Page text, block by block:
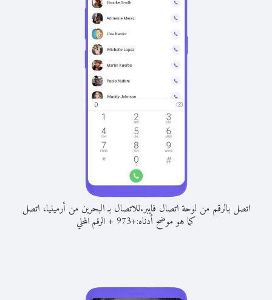
اتصل بالرقم من لوحة اتصال فايبر.للاتصال بـ البحرين من أرمينيا، اتصل
كما هو موضح أدناه:+
973
+الرقم المحلي